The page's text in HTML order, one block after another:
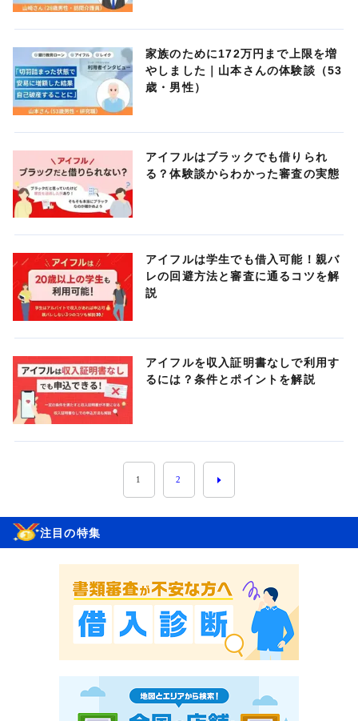
家族のために172万円まで上限を増
やしました｜山本さんの体験談（53
歳・男性）
アイフルはブラックでも借りられ
る？体験談からわかった審査の実態
アイフルは学生でも借入可能！親バ
レの回避方法と審査に通るコツを解
説
アイフルを収入証明書なしで利用す
るには？条件とポイントを解説
1 2
注目の特集